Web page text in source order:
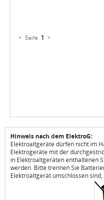
< Seite 1 >
Hinweis nach dem ElektroG:
Elektroaltgeräte dürfen nicht im
Elektrogeräte mit der
in Elektroaltgeräten enthaltenen
werden. Bitte trennen Sie
Elektroaltgerät umschlossen